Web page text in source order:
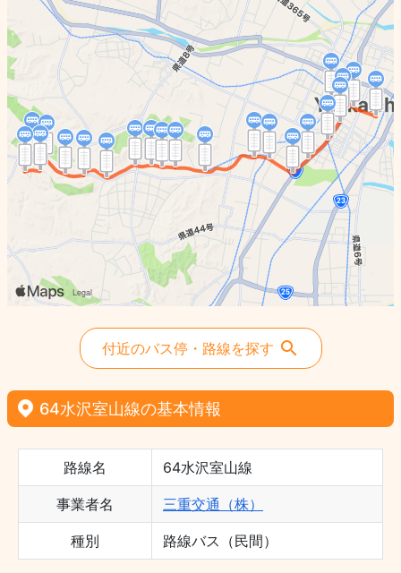
付近のバス停・路線を探す
64水沢室山線の基本情報
路線名 64水沢室山線
事業者名 三重交通（株）
種別 路線バス（民間）